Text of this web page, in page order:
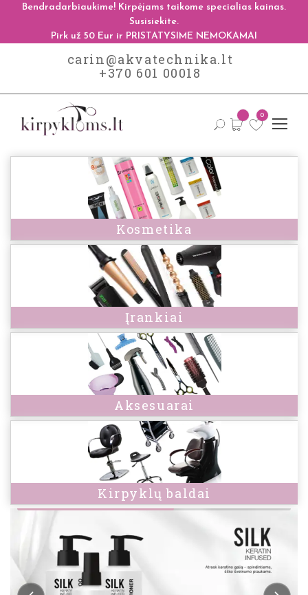
Bendradarbiaukime! Kirpėjams taikome specialias kainas.
Susisiekite.
Pirk už 50 Eur ir PRISTATYSIME NEMOKAMAI
carin@akvatechnika.lt
+370 601 00018
0
Kosmetika
Įrankiai
Aksesuarai
Kirpyklų baldai